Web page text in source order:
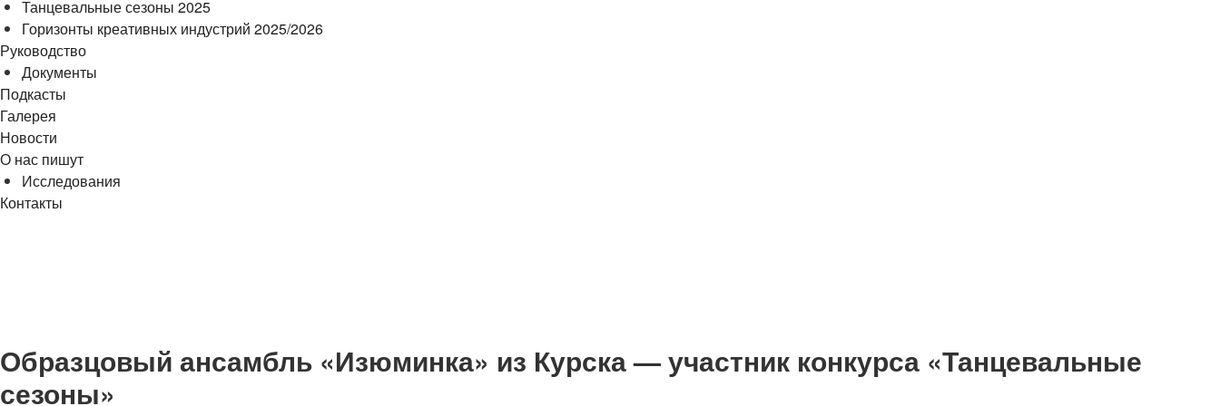
Танцевальные сезоны 2025
Горизонты креативных индустрий 2025/2026
Руководство
Документы
Подкасты
Галерея
Новости
О нас пишут
Исследования
Контакты
Образцовый ансамбль «Изюминка» из Курска — участник конкурса «Танцевальные
сезоны»